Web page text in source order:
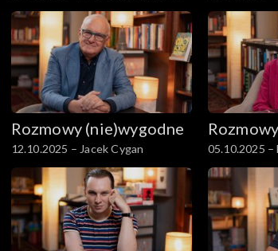
Samoćko
Rozmowy (nie)wygodne
12.10.2025 – Jacek Cygan 05.10.2025 –